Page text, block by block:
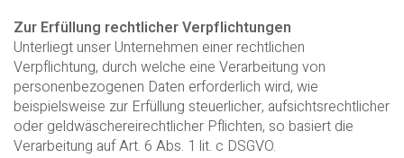
Zur Erfüllung rechtlicher Verpflichtungen
Unterliegt unser Unternehmen einer rechtlichen
Verpflichtung, durch welche eine Verarbeitung von
personenbezogenen Daten erforderlich wird, wie
beispielsweise zur Erfüllung steuerlicher, aufsichtsrechtlicher
oder geldwäschereirechtlicher Pflichten, so basiert die
Verarbeitung auf Art. 6 Abs. 1 lit. c DSGVO.